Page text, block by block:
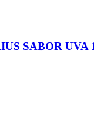
SABOR UVA